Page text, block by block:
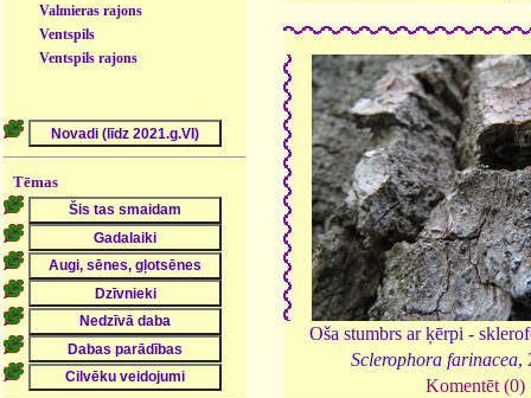
Valmieras rajons
Ventspils
Ventspils rajons
Tēmas
Oša stumbrs ar ķērpi -
Sclerophora farinacea,
Komentēt (0)